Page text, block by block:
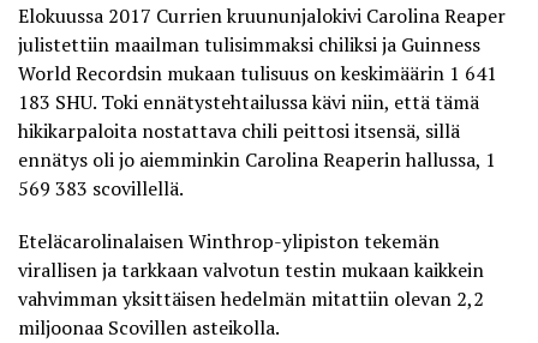
Elokuussa 2017 Currien kruununjalokivi Carolina Reaper
julistettiin maailman tulisimmaksi chiliksi ja Guinness
World Recordsin mukaan tulisuus on keskimäärin 1 641
183 SHU. Toki ennätystehtailussa kävi niin, että tämä
hikikarpaloita nostattava chili peittosi itsensä, sillä
ennätys oli jo aiemminkin Carolina Reaperin hallussa, 1
569 383 scovillellä.
Eteläcarolinalaisen Winthrop-ylipiston tekemän
virallisen ja tarkkaan valvotun testin mukaan kaikkein
vahvimman yksittäisen hedelmän mitattiin olevan 2,2
miljoonaa Scovillen asteikolla.